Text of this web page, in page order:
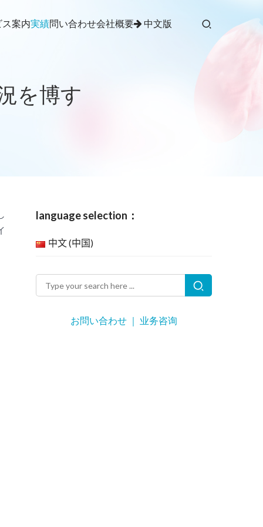
案内実績問い合わせ会社概要 中文版
を博す
language selection：
中文 (中国)
お問い合わせ ｜ 业务咨询